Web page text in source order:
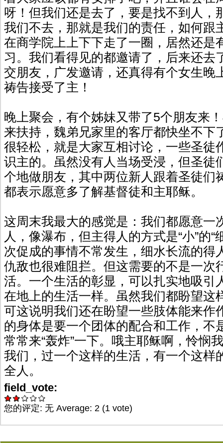
呀！但我们还是去了，要是找不到人，
我们不去，那就是我们的责任，如何跟
在商学院上上下下走了一圈，居然还是
习。我们看得见的都邀请了，后来还去
交朋友，广发邀请，还真得有个女生晚
祷告接受了主！
晚上聚会，有个姊妹又带了5个朋友来
来扶持，魏弟兄家里的客厅都快坐不下
很轻松，就是大家互相讨论，一些圣徒
识主的。虽然没有人当场受浸，但圣徒
个地做朋友，其中两位新人跟着圣徒们
都表示愿意多了解基督徒和主耶稣。
这周末我最大的感觉是：我们都愿意一
人，像瀑布，但主得人的方式是“小”的“
次促成的事情不常发生，细水长流的得
仇敌也很难阻拦。但这需要的不是一次
活。一个生活的彰显，可以扎实地吸引
在地上的生活一样。虽然我们都盼望这
可这说明我们还在盼望一些肢体能来作
的身体是要一个团体的配合和工作，不
常常来“轰炸”一下。哦主耶稣啊，怜悯
我们，过一个这样的生活，有一个这样
全人。
field_vote:
您的评定: 无 Average: 2 (1 vote)